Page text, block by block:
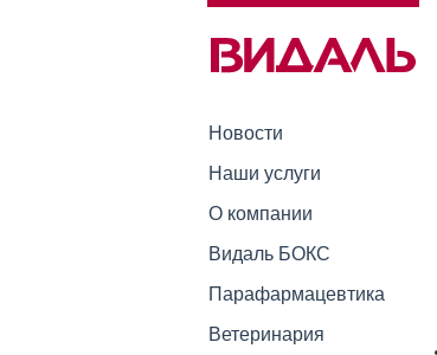
Новости
Наши услуги
О компании
Видаль БОКС
Парафармацевтика
Ветеринария